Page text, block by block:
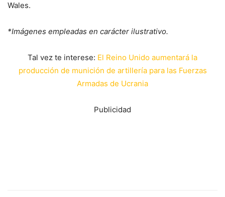
Wales.
*Imágenes empleadas en carácter ilustrativo.
Tal vez te interese: El Reino Unido aumentará la
producción de munición de artillería para las Fuerzas
Armadas de Ucrania
Publicidad